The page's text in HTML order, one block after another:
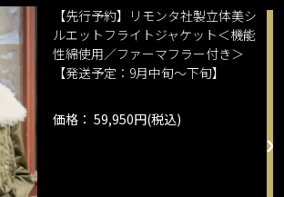
【先行予約】リモンタ社製立体美シ
ルエットフライトジャケット＜機能
性綿使用／ファーマフラー付き＞
【発送予定：9月中旬～下旬】
価格： 59,950円(税込)